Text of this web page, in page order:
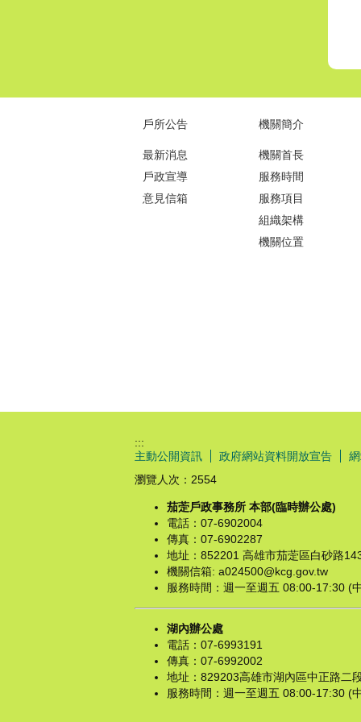
戶所公告
最新消息
戶政宣導
意見信箱
機關簡介
機關首長
服務時間
服務項目
組織架構
機關位置
:::
主動公開資訊
政府網站資料開放宣告
瀏覽人次： 2554
茄萣戶政事務所 本部(臨時辦公處)
電話：07-6902004
傳真：07-6902287
地址：852201 高雄市茄萣區白砂路
機關信箱: a024500@kcg.gov.tw
服務時間：週一至週五 08:00-17:30 (
湖內辦公處
電話：07-6993191
傳真：07-6992002
地址：829203高雄市湖內區中正路二
服務時間：週一至週五 08:00-17:30 (